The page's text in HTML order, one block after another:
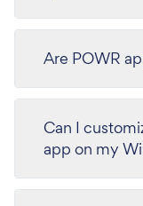
Are POWR
Can I
app on my